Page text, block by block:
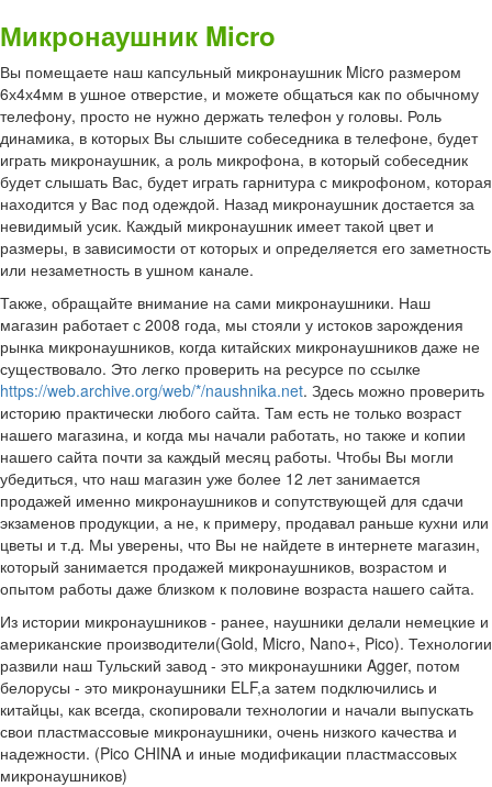
Микронаушник Micro
Вы помещаете наш капсульный микронаушник Micro размером
6х4х4мм в ушное отверстие, и можете общаться как по обычному
телефону, просто не нужно держать телефон у головы. Роль
динамика, в которых Вы слышите собеседника в телефоне, будет
играть микронаушник, а роль микрофона, в который собеседник
будет слышать Вас, будет играть гарнитура с микрофоном, которая
находится у Вас под одеждой. Назад микронаушник достается за
невидимый усик. Каждый микронаушник имеет такой цвет и
размеры, в зависимости от которых и определяется его заметность
или незаметность в ушном канале.
Также, обращайте внимание на сами микронаушники. Наш
магазин работает с 2008 года, мы стояли у истоков зарождения
рынка микронаушников, когда китайских микронаушников даже не
существовало. Это легко проверить на ресурсе по ссылке
https://web.archive.org/web/*/naushnika.net. Здесь можно проверить
историю практически любого сайта. Там есть не только возраст
нашего магазина, и когда мы начали работать, но также и копии
нашего сайта почти за каждый месяц работы. Чтобы Вы могли
убедиться, что наш магазин уже более 12 лет занимается
продажей именно микронаушников и сопутствующей для сдачи
экзаменов продукции, а не, к примеру, продавал раньше кухни или
цветы и т.д. Мы уверены, что Вы не найдете в интернете магазин,
который занимается продажей микронаушников, возрастом и
опытом работы даже близком к половине возраста нашего сайта.
Из истории микронаушников - ранее, наушники делали немецкие и
американские производители(Gold, Micro, Nano+, Pico). Технологии
развили наш Тульский завод - это микронаушники Agger, потом
белорусы - это микронаушники ELF,а затем подключились и
китайцы, как всегда, скопировали технологии и начали выпускать
свои пластмассовые микронаушники, очень низкого качества и
надежности. (Pico CHINA и иные модификации пластмассовых
микронаушников)